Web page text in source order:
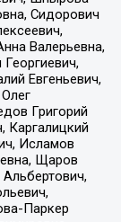
Сидорович
Валерьевна,
Евгеньевич,
Григорий
Каргалицкий
Исламов
Щаров
Паркер